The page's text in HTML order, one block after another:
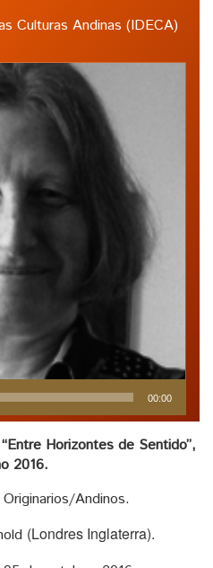
Culturas Andinas (IDECA)
de
audio
00:00
Horizontes de Sentido”,
2016.
Andinos.
(Londres Inglaterra).